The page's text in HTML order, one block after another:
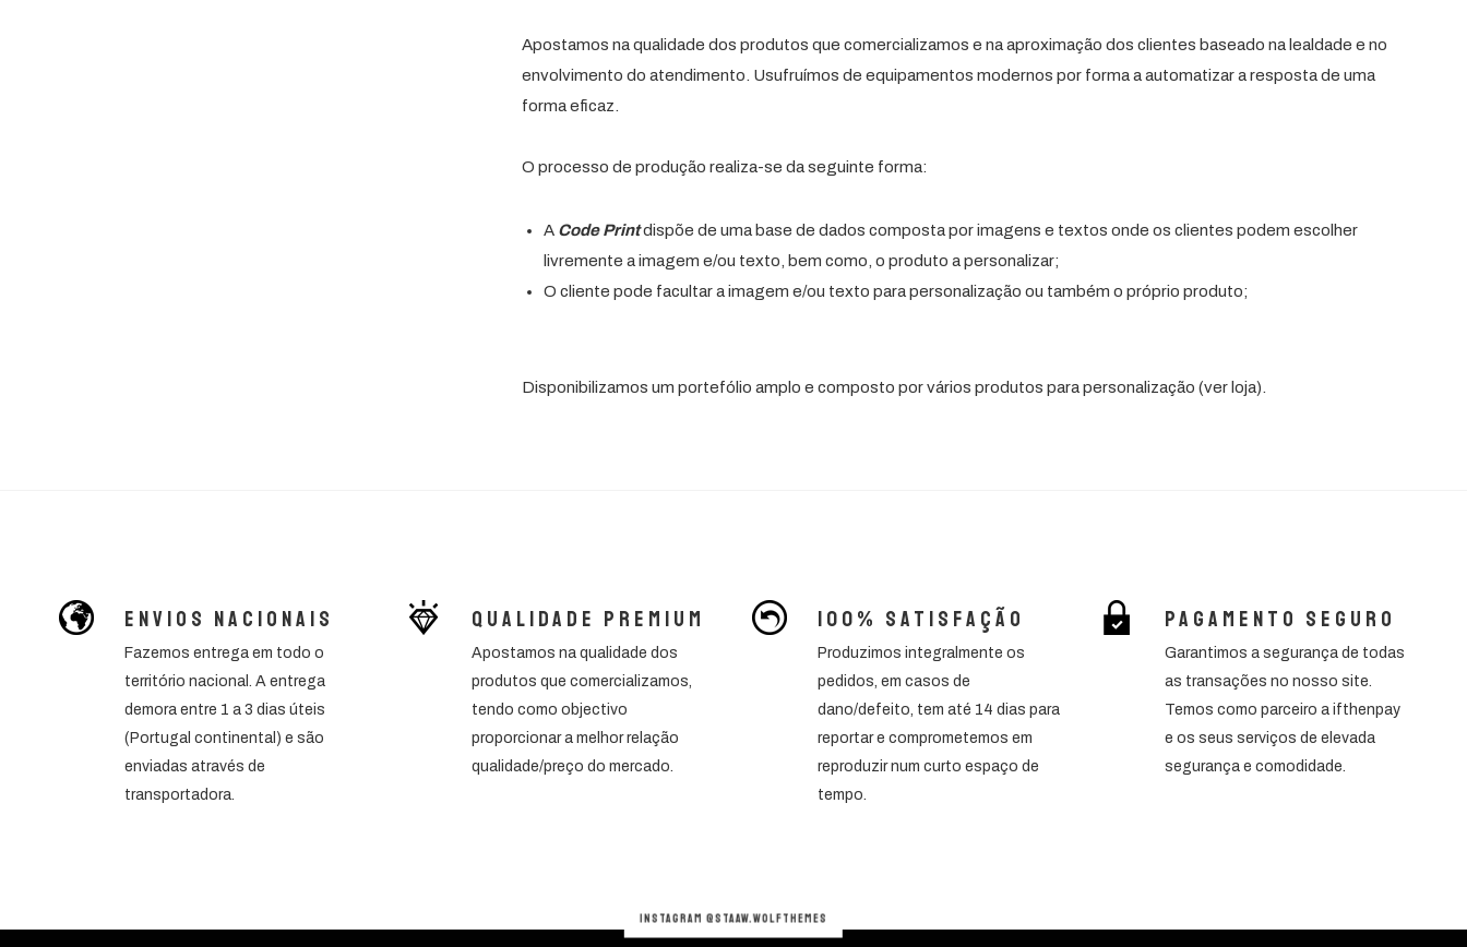
Apostamos na qualidade dos produtos que comercializamos e na aproximação dos clientes baseado na lealdade e no
envolvimento do atendimento. Usufruímos de equipamentos modernos por forma a automatizar a resposta de uma
forma eficaz.
O processo de produção realiza-se da seguinte forma:
A Code Printdispõe de uma base de dados composta por imagens e textos onde os clientes podem escolher
livremente a imagem e/ou texto, bem como, o produto a personalizar;
O cliente pode facultar a imagem e/ou texto para personalização ou também o próprio produto;
Disponibilizamos um portefólio amplo e composto por vários produtos para personalização (ver loja).
Envios Nacionais
Fazemos entrega em todo o
território nacional. A entrega
demora entre 1 a 3 dias úteis
(Portugal continental) e são
enviadas através de
transportadora.
Qualidade premium
Apostamos na qualidade dos
produtos que comercializamos,
tendo como objectivo
proporcionar a melhor relação
qualidade/preço do mercado.
100% Satisfação
Produzimos integralmente os
pedidos, em casos de
dano/defeito, tem até 14 dias para
reportar e comprometemos em
reproduzir num curto espaço de
tempo.
Pagamento seguro
Garantimos a segurança de todas
as transações no nosso site.
Temos como parceiro a ifthenpay
e os seus serviços de elevada
segurança e comodidade.
INSTAGRAM @STAAW.WOLFTHEMES